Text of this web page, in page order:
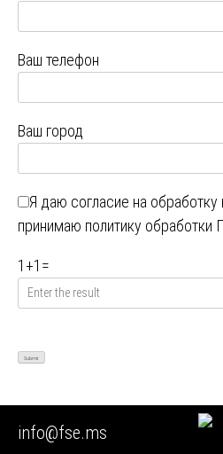
Ваш телефон
Ваш город
Я даю согласие на
принимаю политику
1 +1 =
info@fse.ms